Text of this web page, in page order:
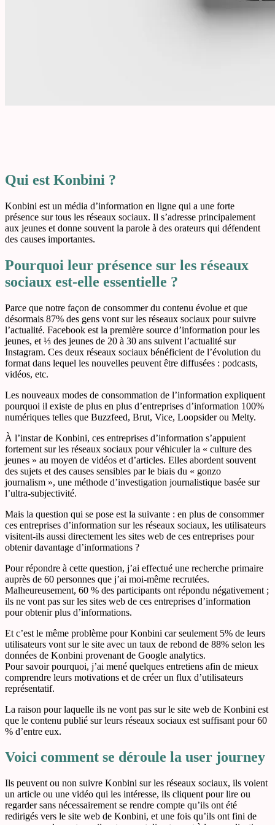
Qui est Konbini ?
Konbini est un média d’information en ligne qui a une forte
présence sur tous les réseaux sociaux. Il s’adresse principalement
aux jeunes et donne souvent la parole à des orateurs qui défendent
des causes importantes.
Pourquoi leur présence sur les réseaux
sociaux est-elle essentielle ?
Parce que notre façon de consommer du contenu évolue et que
désormais 87% des gens vont sur les réseaux sociaux pour suivre
l’actualité. Facebook est la première source d’information pour les
jeunes, et ⅓ des jeunes de 20 à 30 ans suivent l’actualité sur
Instagram. Ces deux réseaux sociaux bénéficient de l’évolution du
format dans lequel les nouvelles peuvent être diffusées : podcasts,
vidéos, etc.
Les nouveaux modes de consommation de l’information expliquent
pourquoi il existe de plus en plus d’entreprises d’information 100%
numériques telles que Buzzfeed, Brut, Vice, Loopsider ou Melty.
À l’instar de Konbini, ces entreprises d’information s’appuient
fortement sur les réseaux sociaux pour véhiculer la « culture des
jeunes » au moyen de vidéos et d’articles. Elles abordent souvent
des sujets et des causes sensibles par le biais du « gonzo
journalism », une méthode d’investigation journalistique basée sur
l’ultra-subjectivité.
Mais la question qui se pose est la suivante : en plus de consommer
ces entreprises d’information sur les réseaux sociaux, les utilisateurs
visitent-ils aussi directement les sites web de ces entreprises pour
obtenir davantage d’informations ?
Pour répondre à cette question, j’ai effectué une recherche primaire
auprès de 60 personnes que j’ai moi-même recrutées.
Malheureusement, 60 % des participants ont répondu négativement ;
ils ne vont pas sur les sites web de ces entreprises d’information
pour obtenir plus d’informations.
Et c’est le même problème pour Konbini car seulement 5% de leurs
utilisateurs vont sur le site avec un taux de rebond de 88% selon les
données de Konbini provenant de Google analytics.
Pour savoir pourquoi, j’ai mené quelques entretiens afin de mieux
comprendre leurs motivations et de créer un flux d’utilisateurs
représentatif.
La raison pour laquelle ils ne vont pas sur le site web de Konbini est
que le contenu publié sur leurs réseaux sociaux est suffisant pour 60
% d’entre eux.
Voici comment se déroule la user journey
Ils peuvent ou non suivre Konbini sur les réseaux sociaux, ils voient
un article ou une vidéo qui les intéresse, ils cliquent pour lire ou
regarder sans nécessairement se rendre compte qu’ils ont été
redirigés vers le site web de Konbini, et une fois qu’ils ont fini de